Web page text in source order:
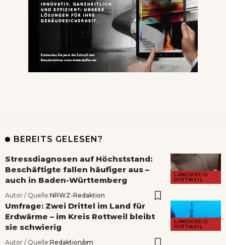
BEREITS GELESEN?
LANDKREIS
ROTTWEIL
Stressdiagnosen auf Höchststand:
Beschäftigte fallen häufiger aus –
auch in Baden-Württemberg
Autor / Quelle:NRWZ-Redaktion
LANDKREIS
ROTTWEIL
Umfrage: Zwei Drittel im Land für
Erdwärme – im Kreis Rottweil bleibt
sie schwierig
Autor / Quelle:Redaktion/pm